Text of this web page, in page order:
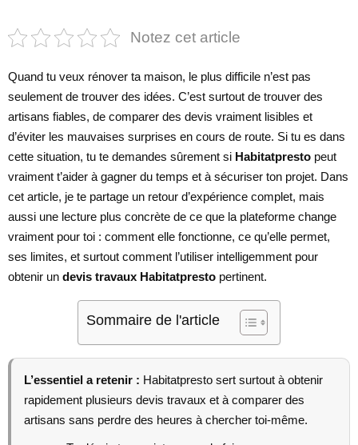
Notez cet article
Quand tu veux rénover ta maison, le plus difficile n’est pas
seulement de trouver des idées. C’est surtout de trouver des
artisans fiables, de comparer des devis vraiment lisibles et
d’éviter les mauvaises surprises en cours de route. Si tu es dans
cette situation, tu te demandes sûrement si Habitatpresto peut
vraiment t’aider à gagner du temps et à sécuriser ton projet. Dans
cet article, je te partage un retour d’expérience complet, mais
aussi une lecture plus concrète de ce que la plateforme change
vraiment pour toi : comment elle fonctionne, ce qu’elle permet,
ses limites, et surtout comment l’utiliser intelligemment pour
obtenir un devis travaux Habitatpresto pertinent.
Sommaire de l'article
L’essentiel a retenir : Habitatpresto sert surtout à obtenir
rapidement plusieurs devis travaux et à comparer des
artisans sans perdre des heures à chercher toi-même.